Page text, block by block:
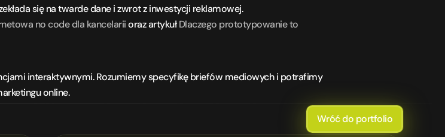
się na twarde dane i zwrot z inwestycji reklamowej.
no code dla kancelarii oraz artykuł Dlaczego prototypowanie to
interaktywnymi. Rozumiemy specyfikę briefów mediowych i potrafimy
online.
Wróć do portfolio
NEW Branding